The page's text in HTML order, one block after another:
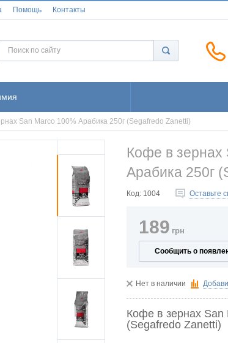
Помощь Контакты
San Marco 100% Арабика 250г (Segafredo Zanetti)
Кофе в зернах
Арабика 250г
Код: 1004 Оставьте
189 грн
Сообщить о
Нет в наличии
Кофе в зернах San
(Segafredo Zanetti)